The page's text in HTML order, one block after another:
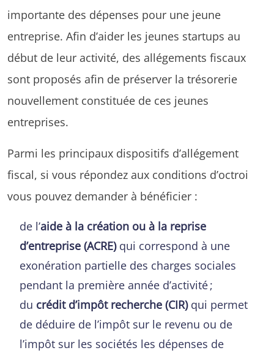
importante des dépenses pour une jeune
entreprise. Afin d’aider les jeunes startups au
début de leur activité, des allégements fiscaux
sont proposés afin de préserver la trésorerie
nouvellement constituée de ces jeunes
entreprises.
Parmi les principaux dispositifs d’allégement
fiscal, si vous répondez aux conditions d’octroi
vous pouvez demander à bénéficier :
de l’aide à la création ou à la reprise
d’entreprise (ACRE)qui correspond à une
exonération partielle des charges sociales
pendant la première année d’activité ;
du crédit d’impôt recherche (CIR)qui permet
de déduire de l’impôt sur le revenu ou de
l’impôt sur les sociétés les dépenses de